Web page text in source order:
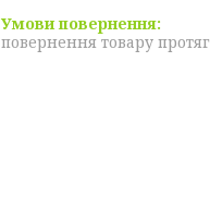
повернення товару